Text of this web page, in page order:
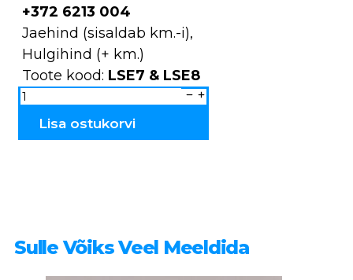
+372 6213 004
Jaehind (sisaldab km.-i),
Hulgihind (+ km.)
Toote kood: LSE7 & LSE8
Taldrikud
Narva
LSE7
kogusLisa ostukorvi
Sulle Võiks Veel Meeldida